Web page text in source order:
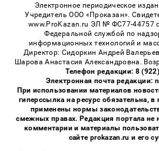
Электронное периодическое
Учредитель ООО «Проказан».
www.ProKazan.ru ЭЛ № ФС77-44757
Федеральной службой по
информационных технологий и
Директор: Сидоркин Андрей
Шарова Анастасия Александровна.
Телефон редакции: 8
Электронная почта редакции:
При использовании материалов
гиперссылка на ресурс обязательна,
применены нормы
смежных правах. Редакция портала не
комментарии и материалы
сайте prokazan.ru и его